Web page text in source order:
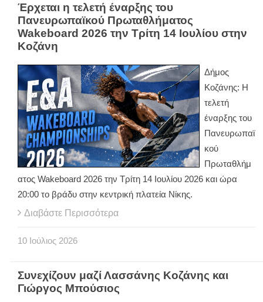
Έρχεται η τελετή έναρξης του
Πανευρωπαϊκού Πρωταθλήματος
Wakeboard 2026 την Τρίτη 14 Ιουλίου στην
Κοζάνη
Δήμος
Κοζάνης: Η
τελετή
έναρξης του
Πανευρωπαϊ
κού
Πρωταθλήμ
ατος Wakeboard 2026 την Τρίτη 14 Ιουλίου 2026 και ώρα
20:00 το βράδυ στην κεντρική πλατεία Νίκης.
Διαβάστε Περισσότερα
10 Ιούλιος 2026
Συνεχίζουν μαζί Λασσάνης Κοζάνης και
Γιώργος Μπούσιος